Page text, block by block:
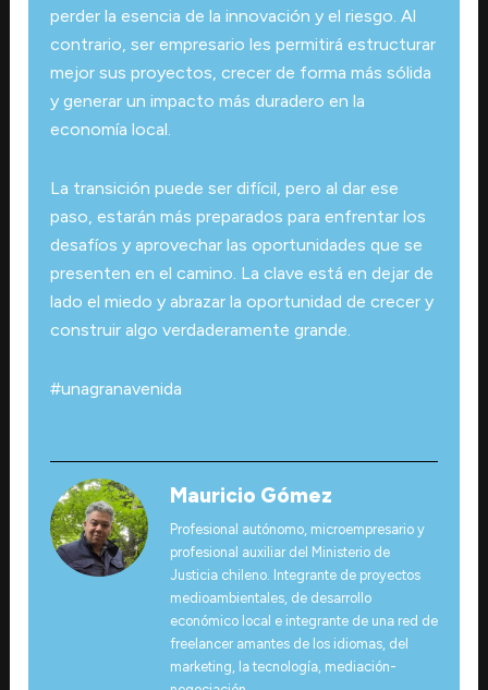
perder la esencia de la innovación y el riesgo. Al
contrario, ser empresario les permitirá estructurar
mejor sus proyectos, crecer de forma más sólida
y generar un impacto más duradero en la
economía local.
La transición puede ser difícil, pero al dar ese
paso, estarán más preparados para enfrentar los
desafíos y aprovechar las oportunidades que se
presenten en el camino. La clave está en dejar de
lado el miedo y abrazar la oportunidad de crecer y
construir algo verdaderamente grande.
#unagranavenida
Mauricio Gómez
Profesional autónomo, microempresario y
profesional auxiliar del Ministerio de
Justicia chileno. Integrante de proyectos
medioambientales, de desarrollo
económico local e integrante de una red de
freelancer amantes de los idiomas, del
marketing, la tecnología, mediación-